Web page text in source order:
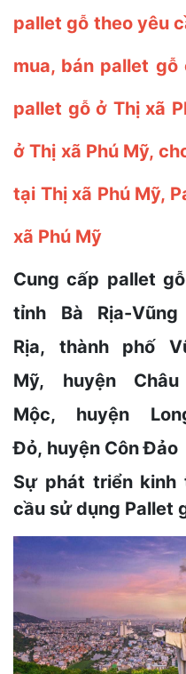
pallet gỗ theo yêu
mua, bán pallet gỗ
pallet gỗ ở Thị xã
ở Thị xã Phú Mỹ,
tại Thị xã Phú Mỹ,
xã Phú Mỹ
Cung cấp pallet
tỉnh Bà Rịa-
Rịa, thành phố
Mỹ, huyện
Mộc, huyện
Đỏ, huyện Côn Đảo
Sự phát triển kinh
cầu sử dụng Pallet